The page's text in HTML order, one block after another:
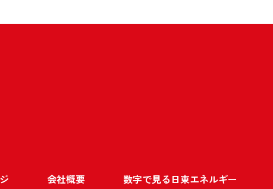
会社概要 数字で見る日東エネルギー